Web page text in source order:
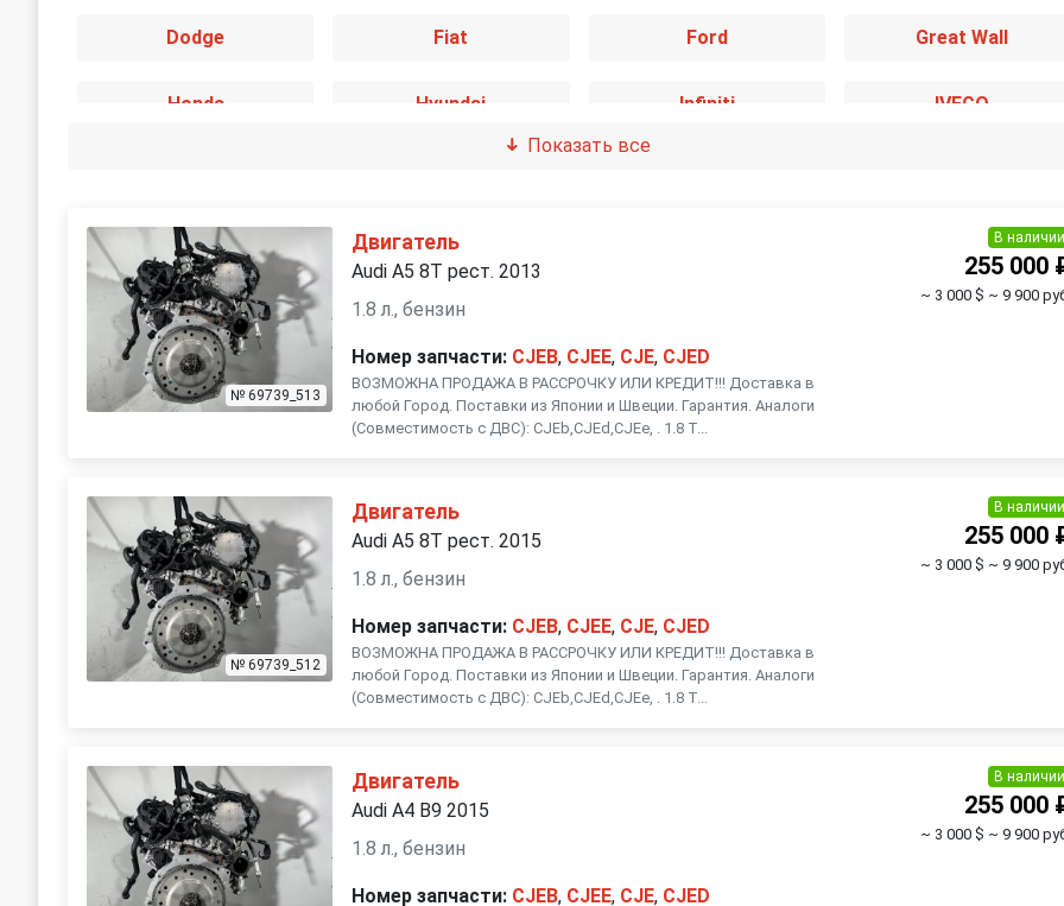
Dodge Fiat Ford Great Wall
Honda Hyundai Infiniti IVECO
Land Rover Lexus Mercedes-Benz
Mini Mitsubishi Opel
Peugeot Porsche Renault
Skoda Smart
Subaru Suzuki Volkswagen
Volvo
Показать все
№ 69739_513
Двигатель
Audi A5 8T рест. 2013
1.8 л., бензин
Номер запчасти: CJEB, CJEE, CJE, CJED
ВОЗМОЖНА ПРОДАЖА В РАССРОЧКУ ИЛИ КРЕДИТ!!! Доставка в
любой Город. Поставки из Японии и Швеции. Гарантия. Аналоги
(Совместимость с ДВС): CJEb,CJEd,CJEe, . 1.8 Т...
В наличии
255 000
~ 3 000 $ ~ 9 900
№ 69739_512
Двигатель
Audi A5 8T рест. 2015
1.8 л., бензин
Номер запчасти: CJEB, CJEE, CJE, CJED
ВОЗМОЖНА ПРОДАЖА В РАССРОЧКУ ИЛИ КРЕДИТ!!! Доставка в
любой Город. Поставки из Японии и Швеции. Гарантия. Аналоги
(Совместимость с ДВС): CJEb,CJEd,CJEe, . 1.8 Т...
В наличии
255 000
~ 3 000 $ ~ 9 900
Двигатель
Audi A4 B9 2015
1.8 л., бензин
Номер запчасти: CJEB, CJEE, CJE, CJED
В наличии
255 000
~ 3 000 $ ~ 9 900